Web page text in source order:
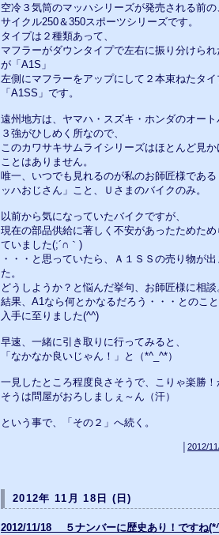
空冷３気筒のマッハシリーズが発売される前の
サイクル250＆350スポーツシリーズです。
タイプは２種類あって、
マフラーがダウンタイプで左右に振り分けられ
が「A1S」
左側にマフラーをアップにして２本束ねたタイ
「A1SS」です。
遠州地方は、ヤマハ・スズキ・ホンダのオート
３強がひしめく所なので、
このカワサキサムライシリーズはほとんど見か
ことはありません。
唯一、いつでも見れるのが私のお師匠様である
ッハおじさん」こと、Ｕさまのバイクのみ。
以前から気になっていたバイクですが、
現在の部品供給に著しく不安があったためため
ていました(;´∩｀)
・・・と思っていたら、Ａ１ＳＳの売り物が出
た。
どうしようか？と悩んだ挙句、お師匠様に相談
結果、A1なら何とかなるだろう・・・とのこ
入手に至りました(^^)
早速、一緒に引き取りに行ってみると、
「なかなか良いじゃん！」と（*^_^*）
一見したところ程度良さそうで、こりゃ楽勝！
そうは問屋がおろしましぇ～ん（汗）
という事で、「その２」へ続く。
2012/
2012年 11月 18日 (日)
2012/11/18 ５ナンバーに歴史あり！ですね